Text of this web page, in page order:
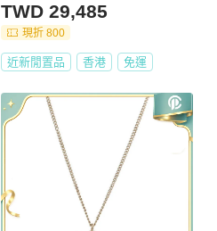
TWD 29,485
現折 800
近新閒置品 香港 免運